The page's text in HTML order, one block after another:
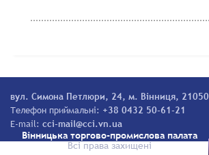
вул. Симона Петлюри, 24, м. Вінниця, 21050
Телефон приймальні: +38 0432 50-61-21
E-mail: cci-mail@cci.vn.ua
Вінницька торгово-промислова палата
Всі права захищені